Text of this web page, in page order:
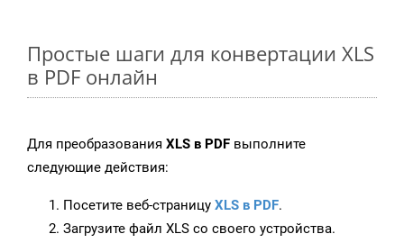
Простые шаги для конвертации XLS
в PDF онлайн
Для преобразования XLS в PDF выполните
следующие действия:
Посетите веб-страницу XLS в PDF.
Загрузите файл XLS со своего устройства.